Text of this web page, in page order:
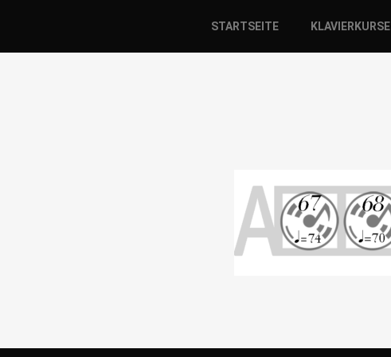
STARTSEITE KLAVIERKURSE